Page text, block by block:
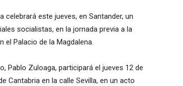
celebrará este jueves, en Santander, un
socialistas, en la jornada previa a la
el Palacio de la Magdalena.
Pablo Zuloaga, participará el jueves 12 de
Cantabria en la calle Sevilla, en un acto